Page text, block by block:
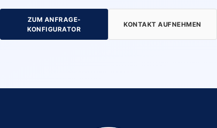
ZUM ANFRAGE-
KONFIGURATOR
KONTAKT AUFNEHMEN